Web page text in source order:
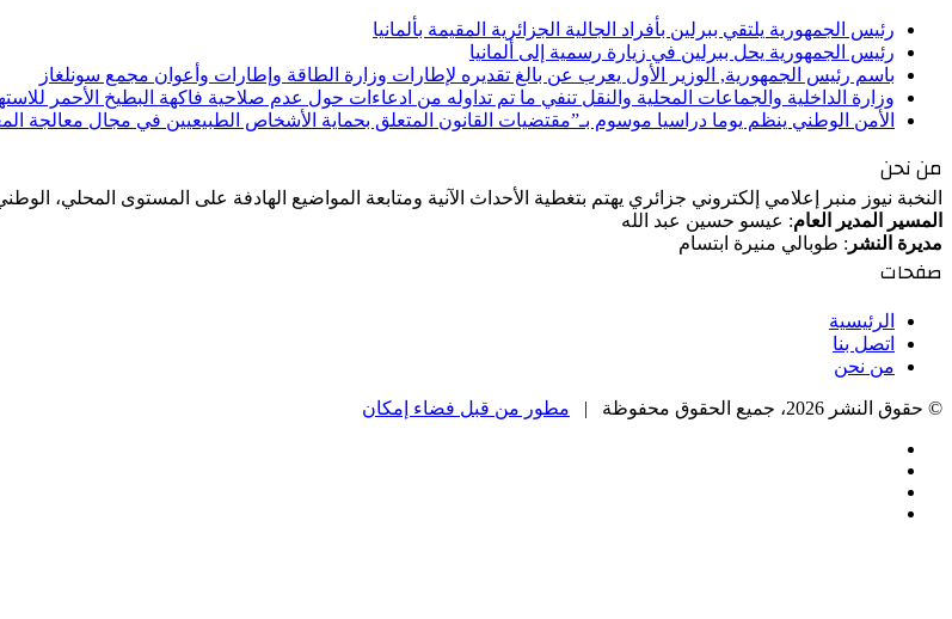
رئيس الجمهورية يلتقي ببرلين بأفراد الجالية الجزائرية المقيمة بألمانيا
رئيس الجمهورية يحل ببرلين في زيارة رسمية إلى ألمانيا
باسم رئيس الجمهورية, الوزير الأول يعرب عن بالغ تقديره لإطارات وزارة الطاقة وإطارات وأعوان مجمع سونلغاز
وزارة الداخلية والجماعات المحلية والنقل تنفي ما تم تداوله من ادعاءات حول عدم صلاحية فاكهة البطيخ الأحمر
الأمن الوطني ينظم يوما دراسيا موسوم بـ”مقتضيات القانون المتعلق بحماية الأشخاص الطبيعيين في مجال معالجة
من نحن
النخبة نيوز منبر إعلامي إلكتروني جزائري يهتم بتغطية الأحداث الآنية ومتابعة المواضيع الهادفة على المستوى المحلي،
المسير المدير العام: عيسو حسين عبد الله
مديرة النشر : طوبالي منيرة ابتسام
صفحات
الرئيسية
اتصل بنا
من نحن
© حقوق النشر 2026، جميع الحقوق محفوظة |
مطور من قبل فضاء إمكان